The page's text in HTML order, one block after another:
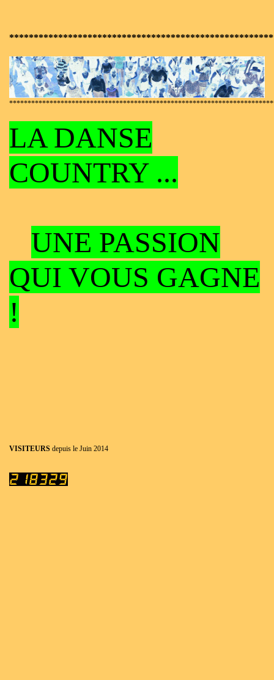
LA DANSE
COUNTRY ...
UNE PASSION
QUI VOUS GAGNE
!
VISITEURS depuis le Juin 2014